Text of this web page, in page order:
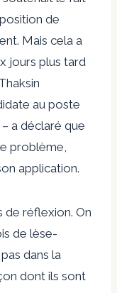
de
Mais cela a
jours plus tard
au poste
a déclaré que
problème,
application.
de réflexion. On
de lèse-
dans la
dont ils sont